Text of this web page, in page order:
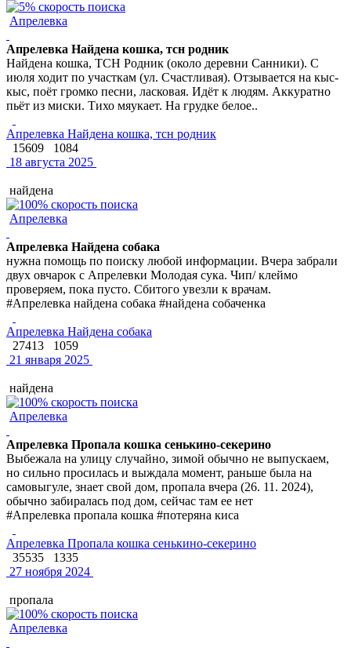
Апрелевка
Апрелевка Найдена кошка, тсн родник
Найдена кошка, ТСН Родник (около деревни Санники). С
июля ходит по участкам (ул. Счастливая). Отзывается на кыс-
кыс, поёт громко песни, ласковая. Идёт к людям. Аккуратно
пьёт из миски. Тихо мяукает. На грудке белое..
Апрелевка Найдена кошка, тсн родник
15609
1084
18 августа 2025
найдена
Апрелевка
Апрелевка Найдена собака
нужна помощь по поиску любой информации. Вчера забрали
двух овчарок с Апрелевки Молодая сука. Чип/ клеймо
проверяем, пока пусто. Сбитого увезли к врачам.
#Апрелевка найдена собака #найдена собаченка
Апрелевка Найдена собака
27413
1059
21 января 2025
найдена
Апрелевка
Апрелевка Пропала кошка сенькино-секерино
Выбежала на улицу случайно, зимой обычно не выпускаем,
но сильно просилась и выждала момент, раньше была на
самовыгуле, знает свой дом, пропала вчера (26. 11. 2024),
обычно забиралась под дом, сейчас там ее нет
#Апрелевка пропала кошка #потеряна киса
Апрелевка Пропала кошка сенькино-секерино
35535
1335
27 ноября 2024
пропала
Апрелевка